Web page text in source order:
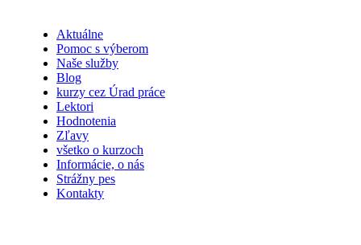
Aktuálne
Pomoc s výberom
Naše služby
Blog
kurzy cez Úrad práce
Lektori
Hodnotenia
Zľavy
všetko o kurzoch
Informácie, o nás
Strážny pes
Kontakty